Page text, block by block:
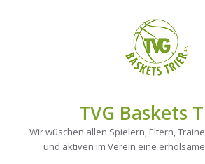
TVG Baskets
Wir wüschen allen Spielern, Eltern,
und aktiven im Verein eine